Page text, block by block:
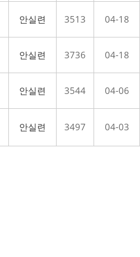
안실련 3513 04-18
안실련 3736 04-18
안실련 3544 04-06
안실련 3497 04-03